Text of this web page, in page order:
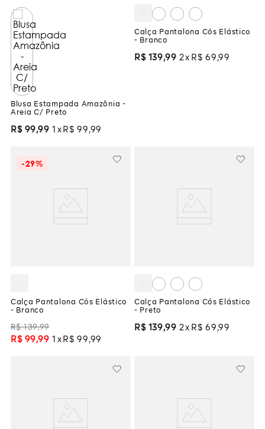
Blusa Estampada Amazônia -
Areia C/ Preto
R$ 99,99 1 R$ 99 ,99
Calça Pantalona Cós Elástico
- Branco
R$ 139,99 2 R$ 69 ,99
-29%
Calça Pantalona Cós Elástico
- Branco
R$ 139,99
R$ 99,99 1 R$ 99 ,99
Calça Pantalona Cós Elástico
- Preto
R$ 139,99 2 R$ 69 ,99